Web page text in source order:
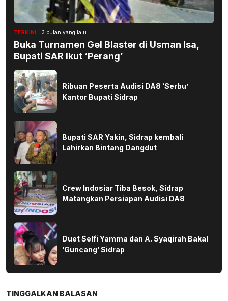
TERKINI 3 bulan yang lalu
Buka Turnamen Gel Blaster di Usman Isa,
Bupati SAR Ikut ‘Perang’
Ribuan Peserta Audisi DA8 ‘Serbu’
Kantor Bupati Sidrap
Bupati SAR Yakin, Sidrap kembali
Lahirkan Bintang Dangdut
Crew Indosiar Tiba Besok, Sidrap
Matangkan Persiapan Audisi DA8
Duet Selfi Yamma dan A. Syaqirah Bakal
‘Guncang’ Sidrap
TINGGALKAN BALASAN